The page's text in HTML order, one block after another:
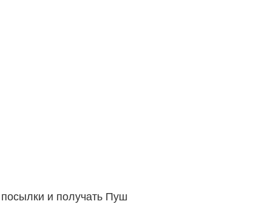
и получать Пуш